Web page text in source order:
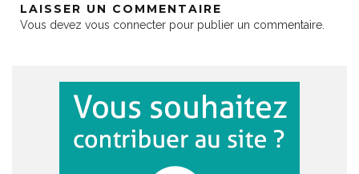
LAISSER UN COMMENTAIRE
Vous devez vous connecter pour publier un commentaire.